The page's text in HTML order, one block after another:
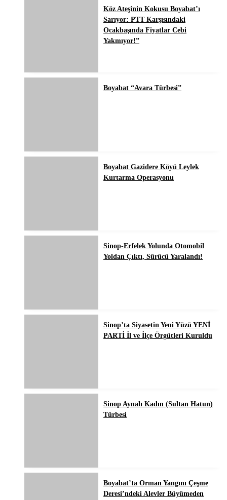
Köz Ateşinin Kokusu Boyabat’ı
Sarıyor: PTT Karşısındaki
Ocakbaşında Fiyatlar Cebi
Yakmıyor!”
Boyabat “Avara Türbesi”
Boyabat Gazidere Köyü Leylek
Kurtarma Operasyonu
Sinop-Erfelek Yolunda Otomobil
Yoldan Çıktı, Sürücü Yaralandı!
Sinop’ta Siyasetin Yeni Yüzü YENİ
PARTİ İl ve İlçe Örgütleri Kuruldu
Sinop Aynalı Kadın (Sultan Hatun)
Türbesi
Boyabat’ta Orman Yangını Çeşme
Deresi’ndeki Alevler Büyümeden